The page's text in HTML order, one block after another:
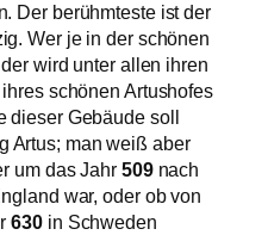
Der berühmteste ist der
Wer je in der schönen
wird unter allen ihren
schönen Artushofes
dieser Gebäude soll
Artus; man weiß aber
um das Jahr 509nach
war, oder ob von
630 in Schweden